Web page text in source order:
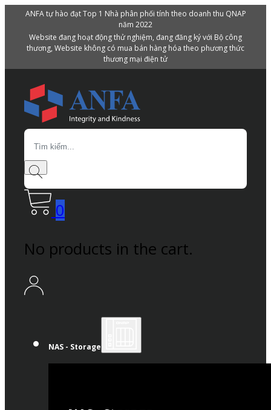
ANFA tự hào đạt Top 1 Nhà phân phối tính theo doanh thu QNAP
năm 2022
Website đang hoạt động thử nghiệm, đang đăng ký với Bộ công
thương, Website không có mua bán hàng hóa theo phương thức
thương mại điện tử
Search
0
No products in the cart.
NAS - Storage